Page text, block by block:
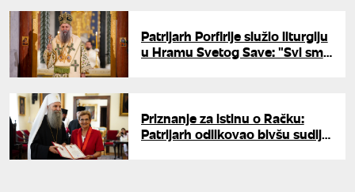
Patrijarh Porfirije služio liturgiju
u Hramu Svetog Save: "Svi smo
Priznanje za istinu o Račku:
Patrijarh odlikovao bivšu sudiju